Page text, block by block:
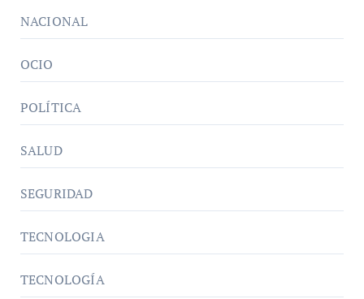
NACIONAL
OCIO
POLÍTICA
SALUD
SEGURIDAD
TECNOLOGIA
TECNOLOGÍA